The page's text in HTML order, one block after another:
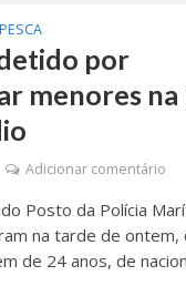
por
menores na
Adicionar comentário
Posto da Polícia
na tarde de ontem,
de 24 anos, de